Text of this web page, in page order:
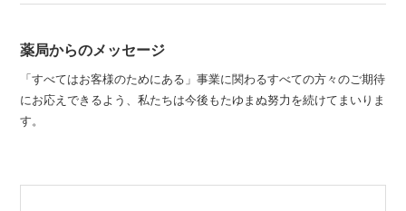
薬局からのメッセージ
「すべてはお客様のためにある」事業に関わるすべての方々のご期待
にお応えできるよう、私たちは今後もたゆまぬ努力を続けてまいりま
す。